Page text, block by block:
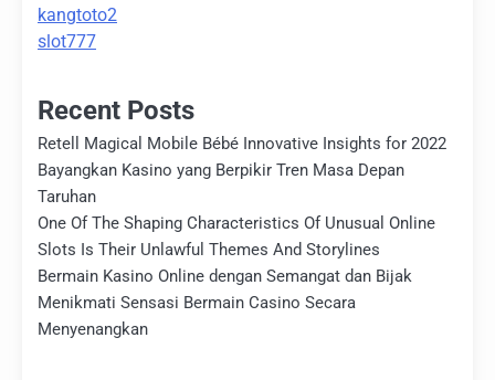
kangtoto2
slot777
Recent Posts
Retell Magical Mobile Bébé Innovative Insights for 2022
Bayangkan Kasino yang Berpikir Tren Masa Depan
Taruhan
One Of The Shaping Characteristics Of Unusual Online
Slots Is Their Unlawful Themes And Storylines
Bermain Kasino Online dengan Semangat dan Bijak
Menikmati Sensasi Bermain Casino Secara
Menyenangkan